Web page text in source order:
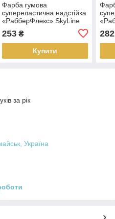
Фарба гумова
супереластична надстійка
«РабберФлекс» SkyLine
Бірюзова RAL 5018 1,2 кг
253₴
Купити
кг
282
за рік
Україна